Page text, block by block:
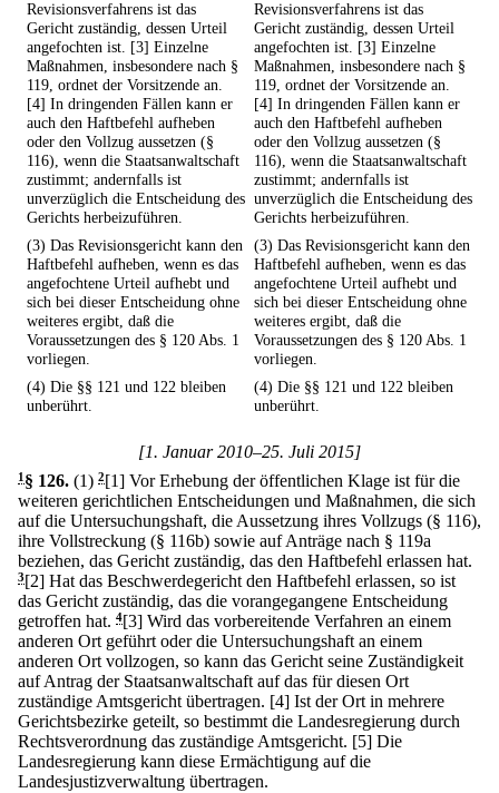
Revisionsverfahrens ist das
Gericht zuständig, dessen Urteil
angefochten ist. [3] Einzelne
Maßnahmen, insbesondere nach §
119, ordnet der Vorsitzende an.
[4] In dringenden Fällen kann er
auch den Haftbefehl aufheben
oder den Vollzug aussetzen (§
116), wenn die Staatsanwaltschaft
zustimmt; andernfalls ist
unverzüglich die Entscheidung des
Gerichts herbeizuführen.
Revisionsverfahrens ist das
Gericht zuständig, dessen Urteil
angefochten ist. [3] Einzelne
Maßnahmen, insbesondere nach §
119, ordnet der Vorsitzende an.
[4] In dringenden Fällen kann er
auch den Haftbefehl aufheben
oder den Vollzug aussetzen (§
116), wenn die Staatsanwaltschaft
zustimmt; andernfalls ist
unverzüglich die Entscheidung des
Gerichts herbeizuführen.
(3) Das Revisionsgericht kann den
Haftbefehl aufheben, wenn es das
angefochtene Urteil aufhebt und
sich bei dieser Entscheidung ohne
weiteres ergibt, daß die
Voraussetzungen des § 120 Abs. 1
vorliegen.
(3) Das Revisionsgericht kann den
Haftbefehl aufheben, wenn es das
angefochtene Urteil aufhebt und
sich bei dieser Entscheidung ohne
weiteres ergibt, daß die
Voraussetzungen des § 120 Abs. 1
vorliegen.
(4) Die §§ 121 und 122 bleiben
unberührt.
(4) Die §§ 121 und 122 bleiben
unberührt.
[1. Januar 2010–25. Juli 2015]
1§ 126. (1) 2[1] Vor Erhebung der öffentlichen Klage ist für die
weiteren gerichtlichen Entscheidungen und Maßnahmen, die sich
auf die Untersuchungshaft, die Aussetzung ihres Vollzugs (§ 116),
ihre Vollstreckung (§ 116b) sowie auf Anträge nach § 119a
beziehen, das Gericht zuständig, das den Haftbefehl erlassen hat.
3[2] Hat das Beschwerdegericht den Haftbefehl erlassen, so ist
das Gericht zuständig, das die vorangegangene Entscheidung
getroffen hat. 4[3] Wird das vorbereitende Verfahren an einem
anderen Ort geführt oder die Untersuchungshaft an einem
anderen Ort vollzogen, so kann das Gericht seine Zuständigkeit
auf Antrag der Staatsanwaltschaft auf das für diesen Ort
zuständige Amtsgericht übertragen. [4] Ist der Ort in mehrere
Gerichtsbezirke geteilt, so bestimmt die Landesregierung durch
Rechtsverordnung das zuständige Amtsgericht. [5] Die
Landesregierung kann diese Ermächtigung auf die
Landesjustizverwaltung übertragen.